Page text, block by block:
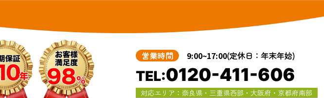
営業時間 9:00~17:00(定休日：年末年始)
TEL:0120-411-606
対応エリア：奈良県・三重県西部・大阪府・京都府南部